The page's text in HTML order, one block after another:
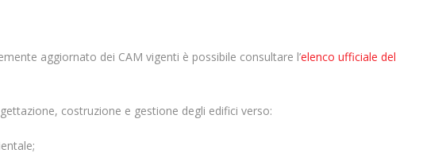
aggiornato dei CAM vigenti è possibile consultare l’elenco ufficiale del
costruzione e gestione degli edifici verso: